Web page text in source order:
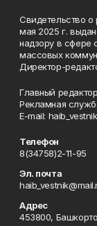
Свидетельство
мая 2025 г.
надзору в сфере
массовых
Директор-
Главный
Рекламная
Е-mаil:
Телефон
8(34758)2-11-95
Эл. почта
Адрес
453800,